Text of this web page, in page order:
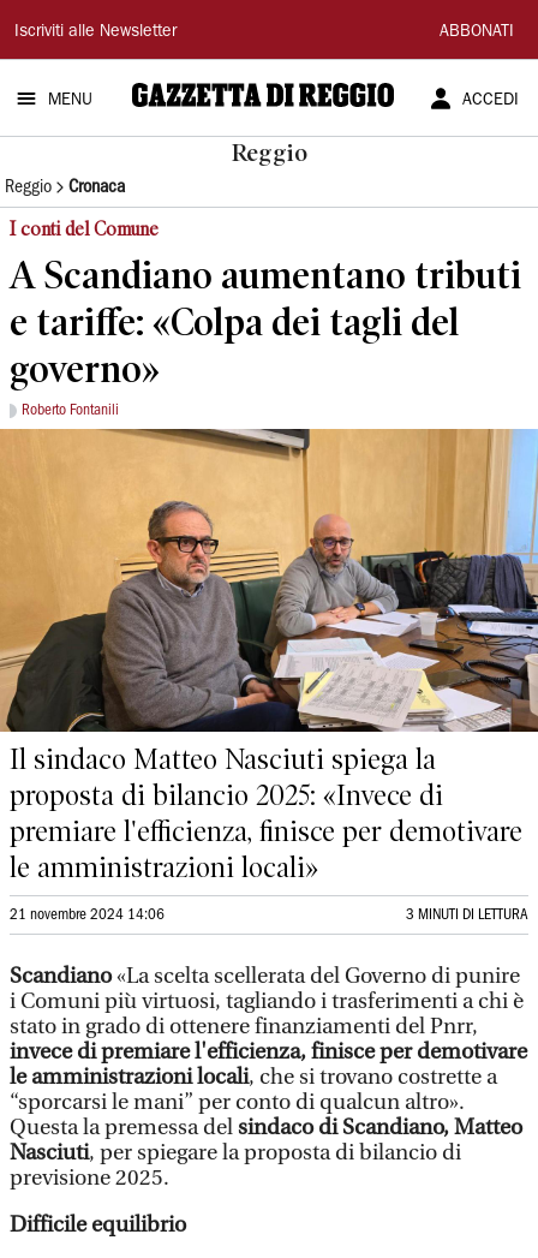
Gazzetta
di
Reggio
Iscriviti alle Newsletter ABBONATI
MENU ACCEDI
Reggio
Reggio Cronaca
I conti del Comune
A Scandiano aumentano tributi
e tariffe: «Colpa dei tagli del
governo»
Roberto Fontanili
Il sindaco Matteo Nasciuti spiega la
proposta di bilancio 2025: «Invece di
premiare l'efficienza, finisce per demotivare
le amministrazioni locali»
21 novembre 2024 14:06 3 MINUTI DI LETTURA
Scandiano«La scelta scellerata del Governo di punire
i Comuni più virtuosi, tagliando i trasferimenti a chi è
stato in grado di ottenere finanziamenti del Pnrr,
invece di premiare l'efficienza, finisce per demotivare
le amministrazioni locali, che si trovano costrette a
“sporcarsi le mani” per conto di qualcun altro».
Questa la premessa delsindaco di Scandiano, Matteo
Nasciuti, per spiegare la proposta di bilancio di
previsione 2025.
Difficile equilibrio